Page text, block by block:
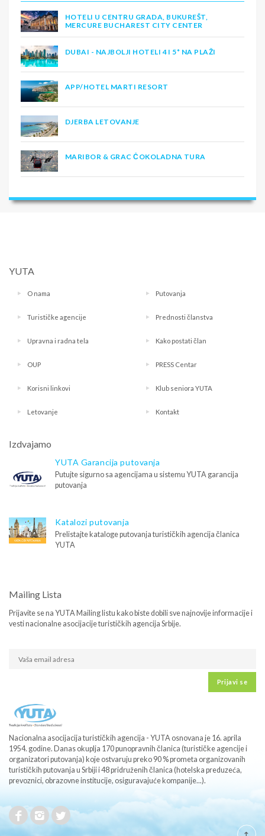
HOTELI U CENTRU GRADA, BUKUREŠT,
MERCURE BUCHAREST CITY CENTER
DUBAI - NAJBOLJI HOTELI 4 I 5* NA PLAŽI
APP/HOTEL MARTI RESORT
DJERBA LETOVANJE
MARIBOR & GRAC ČOKOLADNA TURA
YUTA
O nama Putovanja
Turističke agencije Prednosti članstva
Upravna i radna tela Kako postati član
OUP PRESS Centar
Korisni linkovi Klub seniora YUTA
Letovanje Kontakt
Izdvajamo
YUTA Garancija putovanja
Putujte sigurno sa agencijama u sistemu YUTA garancija
putovanja
Katalozi putovanja
Prelistajte kataloge putovanja turističkih agencija članica
YUTA
Mailing Lista
Prijavite se na YUTA Mailing listu kako biste dobili sve najnovije informacije i
vesti nacionalne asocijacije turističkih agencija Srbije.
Prijavi se
Nacionalna asocijacija turističkih agencija - YUTA osnovana je 16. aprila
1954. godine. Danas okuplja 170 punopravnih članica (turističke agencije i
organizatori putovanja) koje ostvaruju preko 90 % prometa organizovanih
turističkih putovanja u Srbiji i 48 pridruženih članica (hotelska preduzeća,
prevoznici, obrazovne institucije, osiguravajuće kompanije...).